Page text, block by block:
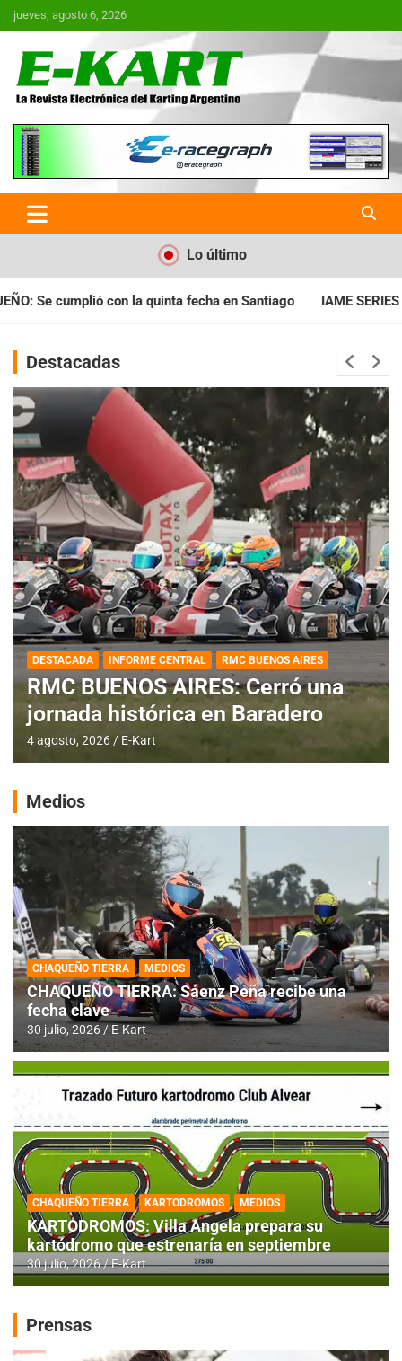
Saltar
al
jueves, agosto 6, 2026
E-Kart.com.ar | La Revista
Electrónica del Karting en
Argentina
Lo último
IAME SERIES ARGENTINA: Horarios para la fecha
Destacadas
DESTACADA INFORME CENTRAL RMC BUENOS AIRES
RMC BUENOS AIRES: Cerró una
jornada histórica en Baradero
4 agosto, 2026 E-Kart
Medios
CHAQUEÑO TIERRA MEDIOS
CHAQUEÑO TIERRA: Sáenz Peña recibe una
fecha clave
30 julio, 2026 E-Kart
CHAQUEÑO TIERRA KARTODROMOS MEDIOS
KARTODROMOS: Villa Angela prepara su
kartódromo que estrenaría en septiembre
30 julio, 2026 E-Kart
Prensas